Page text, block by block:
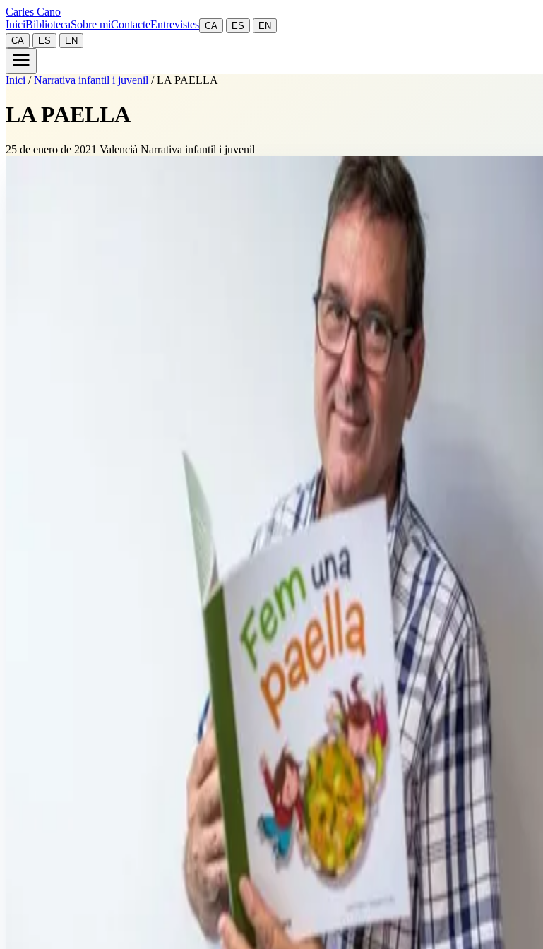
Carles Cano
IniciBibliotecaSobre miContacteEntrevistes CA ES
EN
CA
ES EN
Inici / Narrativa infantil i juvenil / LA PAELLA
LA PAELLA
25 de enero de 2021 Valencià Narrativa infantil i juvenil